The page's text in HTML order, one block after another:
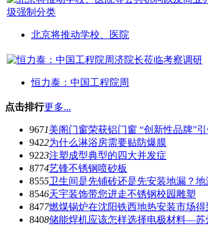
北京将推动学校、医院
恒力泰：中国工程院周
点击排行更多...
9671美阁门窗荣获铝门窗 “创新性品牌”
9422为什么淋浴房需要贴防爆膜
9223注塑成型典型的四大并发症
8774艺锋不锈钢喷砂板
8555卫生间是先铺砖还是先安装地漏？地
8546天宇装饰带您进走不锈钢校园雕塑
8477燃煤锅炉在沈阳铁西地热安装市场得
8408储能焊机应该怎样选择电极材料—苏